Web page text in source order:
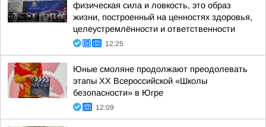
физическая сила и ловкость, это образ
жизни, построенный на ценностях здоровья,
целеустремлённости и ответственности
12:25
Юные смоляне продолжают преодолевать
этапы XX Всероссийской «Школы
безопасности» в Югре
12:09